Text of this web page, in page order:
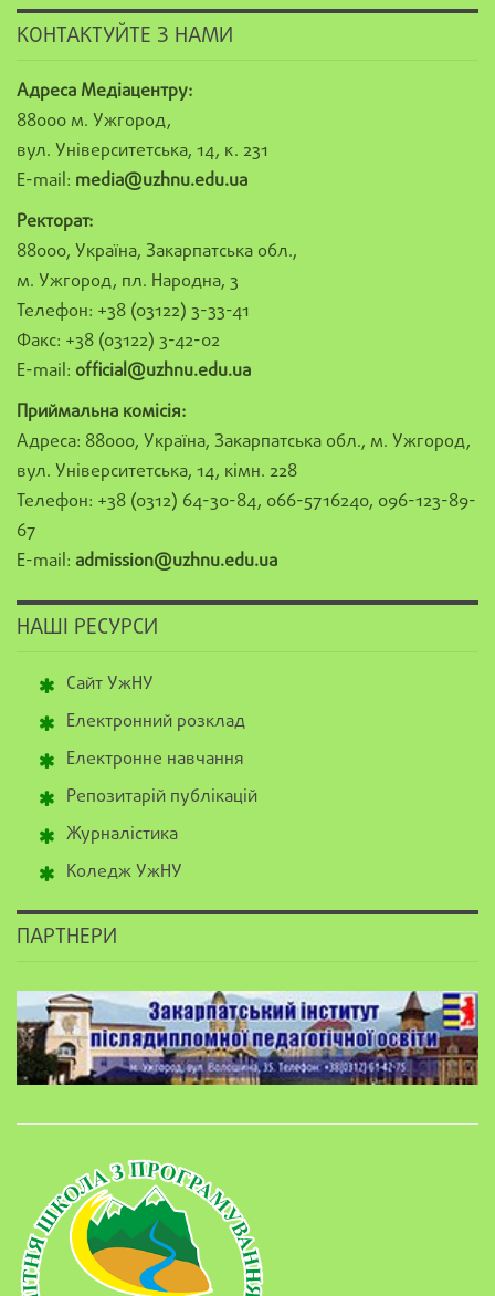
КОНТАКТУЙТЕ З НАМИ
Адреса Медіацентру:
88000 м. Ужгород,
вул. Університетська, 14, к. 231
E-mail: media@uzhnu.edu.ua
Ректорат:
88000, Україна, Закарпатська обл.,
м. Ужгород, пл. Народна, 3
Телефон: +38 (03122) 3-33-41
Факс: +38 (03122) 3-42-02
E-mail: official@uzhnu.edu.ua
Приймальна комісія:
Адреса: 88000, Україна, Закарпатська обл., м. Ужгород,
вул. Університетська, 14, кімн. 228
Телефон: +38 (0312) 64-30-84, 066-5716240, 096-123-89-
67
E-mail: admission@uzhnu.edu.ua
НАШІ РЕСУРСИ
Сайт УжНУ
Електронний розклад
Електронне навчання
Репозитарій публікацій
Журналістика
Коледж УжНУ
ПАРТНЕРИ